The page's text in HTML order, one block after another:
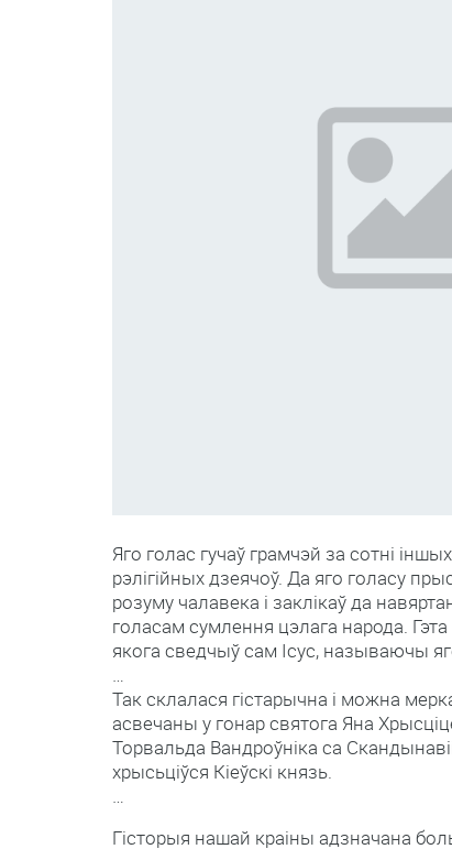
Яго голас гучаў грамчэй за сотні
рэлігійных дзеячоў. Да яго голасу
розуму чалавека і заклікаў да
голасам сумлення цэлага народа.
якога сведчыў сам Ісус, называючы
…
Так склалася гістарычна і можна
асвечаны у гонар святога Яна
Торвальда Вандроўніка са
хрысьціўся Кіеўскі князь.
…
Гісторыя нашай краіны адзначана